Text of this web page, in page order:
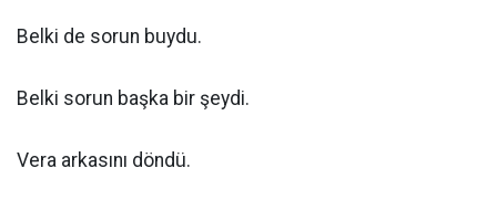
Belki de sorun buydu.
Belki sorun başka bir şeydi.
Vera arkasını döndü.